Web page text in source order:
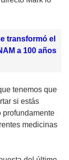
transformó el
a 100 años
tenemos que
si estás
profundamente
medicinas